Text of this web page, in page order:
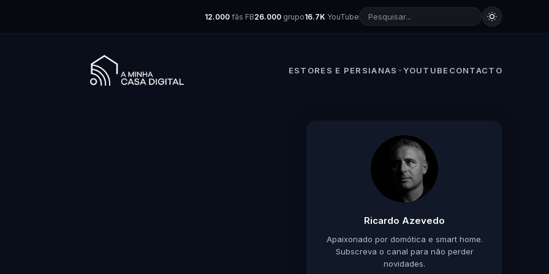
12.000 fãs FB26.000 grupo16.7K YouTube
ESTORES E PERSIANAS YOUTUBE CONTACTO
Ricardo Azevedo
Apaixonado por domótica e smart home.
Subscreva o canal para não perder
novidades.